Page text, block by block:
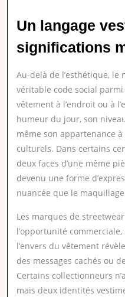
Un langage
significations
Au-delà de l’esthétique,
véritable code social
vêtement à l’endroit ou à
humeur du jour, son
même son appartenance
culturels. Dans certains
deux faces d’une même
devenu une forme
nuancée que le
Les marques de
l’opportunité
l’envers du vêtement
des messages cachés ou
Certains collectionneurs
mais deux identités